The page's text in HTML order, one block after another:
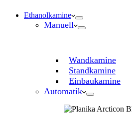
Ethanolkamine
Manuell
Wandkamine
Standkamine
Einbaukamine
Automatik